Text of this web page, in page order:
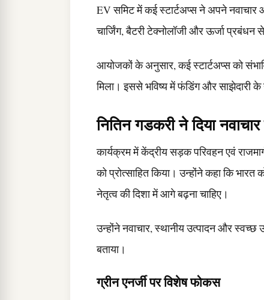
EV समिट में कई स्टार्टअप्स ने अपने
चार्जिंग, बैटरी टेक्नोलॉजी और ऊर्जा
आयोजकों के अनुसार, कई स्टार्टअप्स को
मिला। इससे भविष्य में फंडिंग और साझेदारी
नितिन गडकरी ने दिया
कार्यक्रम में केंद्रीय सड़क परिवहन एवं
को प्रोत्साहित किया। उन्होंने कहा कि भारत
नेतृत्व की दिशा में आगे बढ़ना चाहिए।
उन्होंने नवाचार, स्थानीय उत्पादन और
बताया।
ग्रीन एनर्जी पर विशेष फोकस